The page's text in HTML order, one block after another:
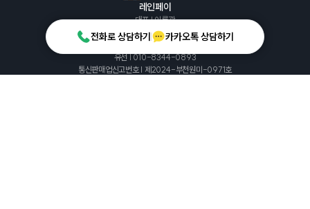
레인페이
대표 | 이룡광
사업자등록번호 | 493-86-02640
서울특별시 성동구 아차산로 113, 9층
유선 | 010-8344-0893
통신판매업신고번호 | 제2024-부천원미-0971호
전화로 상담하기 카카오톡 상담하기